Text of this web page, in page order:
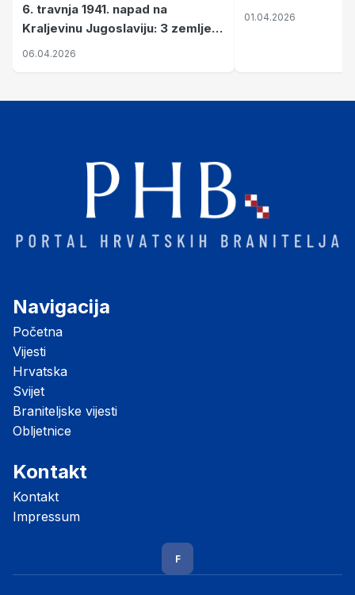
6. travnja 1941. napad na
Kraljevinu Jugoslaviju: 3 zemlje
nastale njenim raspadom
06.04.2026
01.04.2026
Navigacija
Početna
Vijesti
Hrvatska
Svijet
Braniteljske vijesti
Obljetnice
Kontakt
Kontakt
Impressum
F